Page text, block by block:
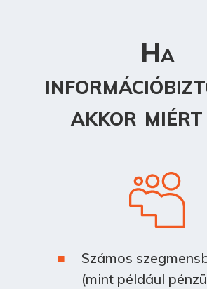
Ha
akkor miért
Számos
(mint például